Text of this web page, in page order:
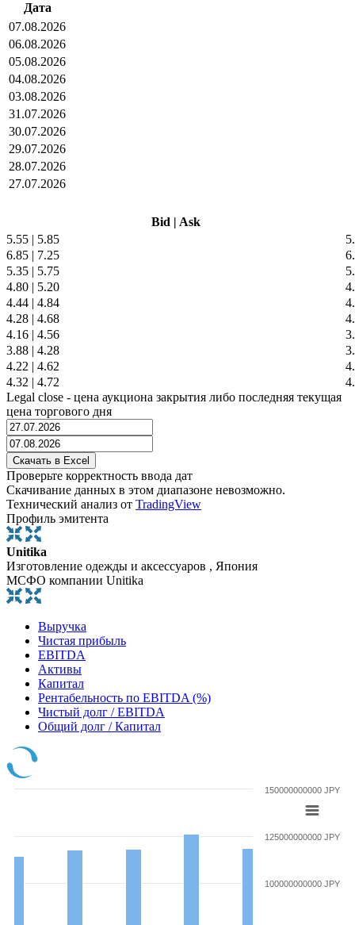
Дата
07.08.2026
06.08.2026
05.08.2026
04.08.2026
03.08.2026
31.07.2026
30.07.2026
29.07.2026
28.07.2026
27.07.2026
Bid | Ask
5.55 | 5.85
6.85 | 7.25
5.35 | 5.75
4.80 | 5.20
4.44 | 4.84
4.28 | 4.68
4.16 | 4.56
3.88 | 4.28
4.22 | 4.62
4.32 | 4.72
Legal close - цена аукциона закрытия либо последняя текущая
цена торгового дня
Проверьте корректность ввода дат
Скачивание данных в этом диапазоне невозможно.
Технический анализ от TradingView
Профиль эмитента
Unitika
Изготовление одежды и аксессуаров , Япония
МСФО компании Unitika
Выручка
Чистая прибыль
EBITDA
Активы
Капитал
Рентабельность по EBITDA (%)
Чистый долг / EBITDA
Общий долг / Капитал
100000000000 JPY
125000000000 JPY
150000000000 JPY